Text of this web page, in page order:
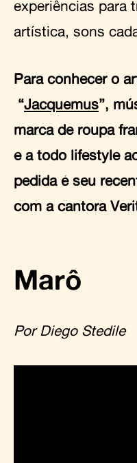
experiências para
artística, sons
Para conhecer o
“Jacquemus”,
marca de roupa
e a todo lifestyle
pedida é seu
com a cantora
Marô
Por Diego Stedile